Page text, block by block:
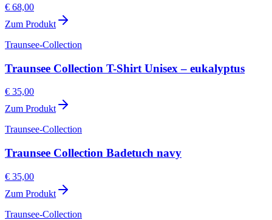
€ 68,00
Zum Produkt
Traunsee-Collection
Traunsee Collection T-Shirt Unisex – eukalyptus
€ 35,00
Zum Produkt
Traunsee-Collection
Traunsee Collection Badetuch navy
€ 35,00
Zum Produkt
Traunsee-Collection